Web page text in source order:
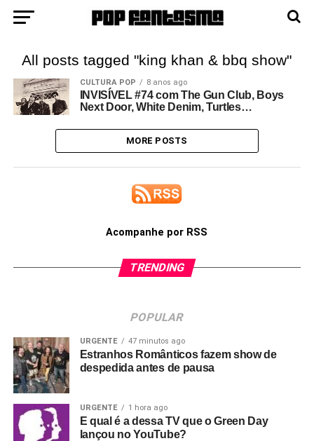
All posts tagged "king khan & bbq show"
CULTURA POP 8 anos ago
INVISÍVEL #74 com The Gun Club, Boys
Next Door, White Denim, Turtles…
MORE POSTS
Acompanhe por RSS
TRENDING
POPULAR
URGENTE 47 minutos ago
Estranhos Românticos fazem show de
despedida antes de pausa
URGENTE 1 hora ago
E qual é a dessa TV que o Green Day
lançou no YouTube?